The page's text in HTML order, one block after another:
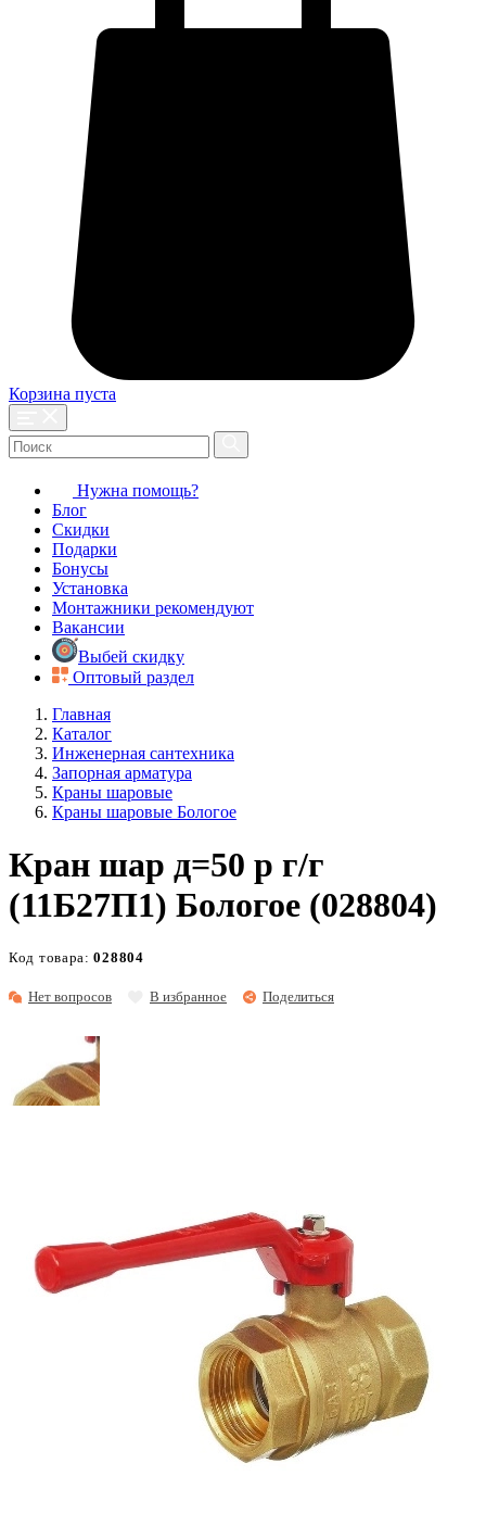
Корзина пуста
Нужна помощь?
Блог
Скидки
Подарки
Бонусы
Установка
Монтажники рекомендуют
Вакансии
Выбей скидку
Оптовый раздел
Главная
Каталог
Инженерная сантехника
Запорная арматура
Краны шаровые
Краны шаровые Бологое
Кран шар д=50 р г/г
(11Б27П1) Бологое (028804)
Нет вопросов В избранное Поделиться
Код товара:028804